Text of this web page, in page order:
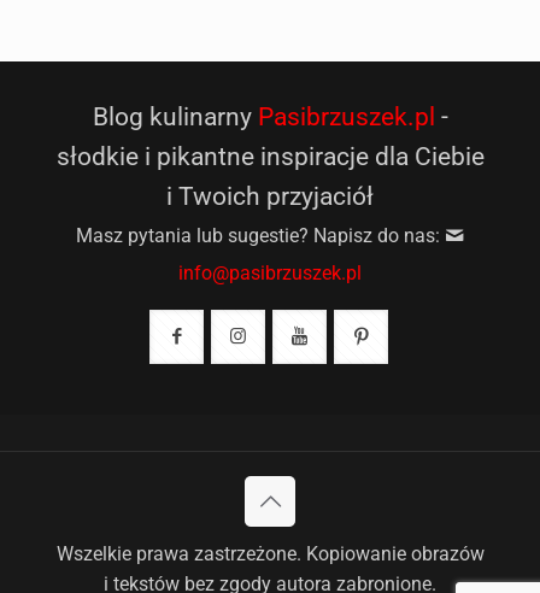
Blog kulinarny Pasibrzuszek.pl -
słodkie i pikantne inspiracje dla Ciebie
i Twoich przyjaciół
Masz pytania lub sugestie? Napisz do nas:
info@pasibrzuszek.pl
Wszelkie prawa zastrzeżone. Kopiowanie obrazów
i tekstów bez zgody autora zabronione.